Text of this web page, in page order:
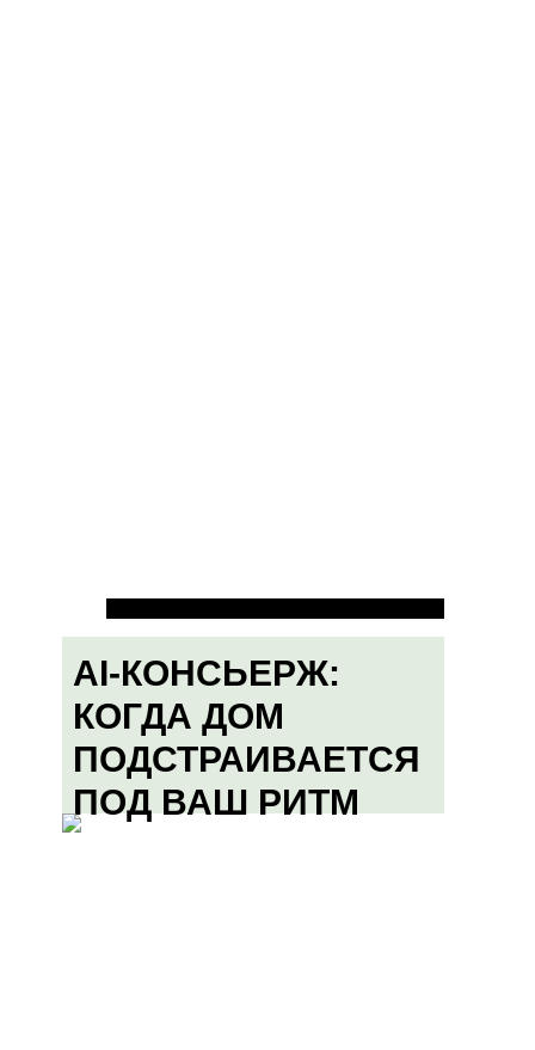
AI-КОНСЬЕРЖ:
КОГДА ДОМ
ПОДСТРАИВАЕТСЯ
ПОД ВАШ РИТМ